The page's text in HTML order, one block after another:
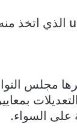
مجلس
صلة هذه
على السواء.